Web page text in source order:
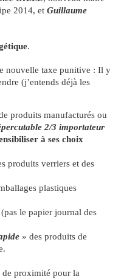
2014, et Guillaume
.
nouvelle taxe punitive : Il y
(j’entends déjà les
produits manufacturés ou
2/3 importateur
à ses choix
produits verriers et des
plastiques
le papier journal des
» des produits de
de proximité pour la